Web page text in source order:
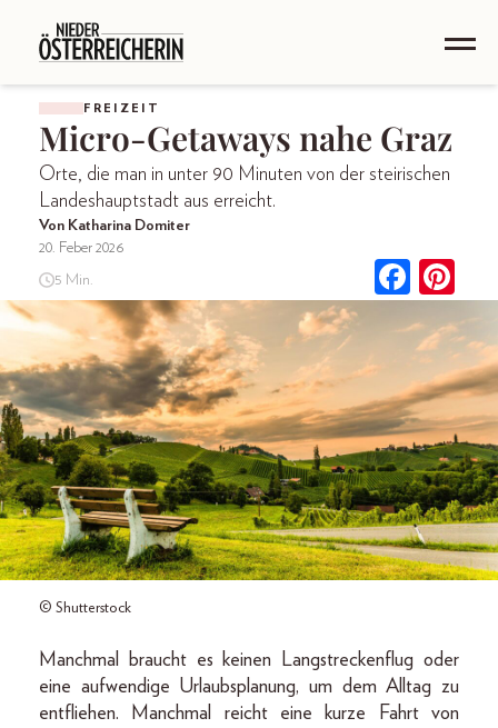
FREIZEIT
Micro-Getaways nahe Graz
Orte, die man in unter 90 Minuten von der steirischen
Landeshauptstadt aus erreicht.
Von Katharina Domiter
20. Feber 2026
5 Min.
© Shutterstock
Manchmal braucht es keinen Langstreckenflug oder
eine aufwendige Urlaubsplanung, um dem Alltag zu
entfliehen. Manchmal reicht eine kurze Fahrt von